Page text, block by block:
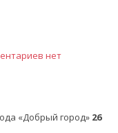
нет
«Добрый город» 26